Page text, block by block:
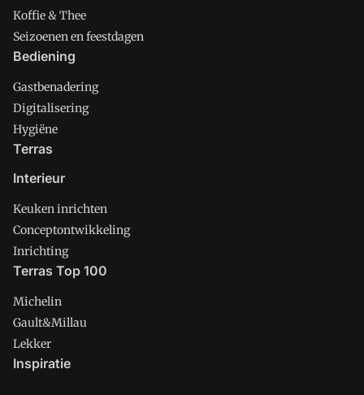
Koffie & Thee
Seizoenen en feestdagen
Bediening
Gastbenadering
Digitalisering
Hygiëne
Terras
Interieur
Keuken inrichten
Conceptontwikkeling
Inrichting
Terras Top 100
Michelin
Gault&Millau
Lekker
Inspiratie